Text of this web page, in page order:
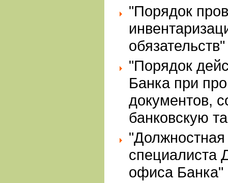
"Порядок
обязательств"
"Порядок
Банка при
документов,
банковскую
специалиста
офиса Банка"